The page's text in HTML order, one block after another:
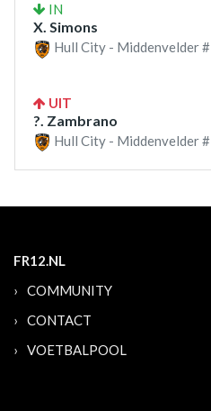
IN
X. Simons
Hull City - Middenvelder #
UIT
?. Zambrano
Hull City - Middenvelder #
FR12.NL
COMMUNITY
CONTACT
VOETBALPOOL